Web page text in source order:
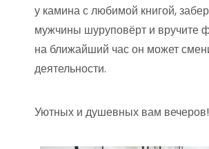
у камина с любимой книгой,
мужчины шуруповёрт и вручите
на ближайший час он может
деятельности.
Уютных и душевных вам вечеров!